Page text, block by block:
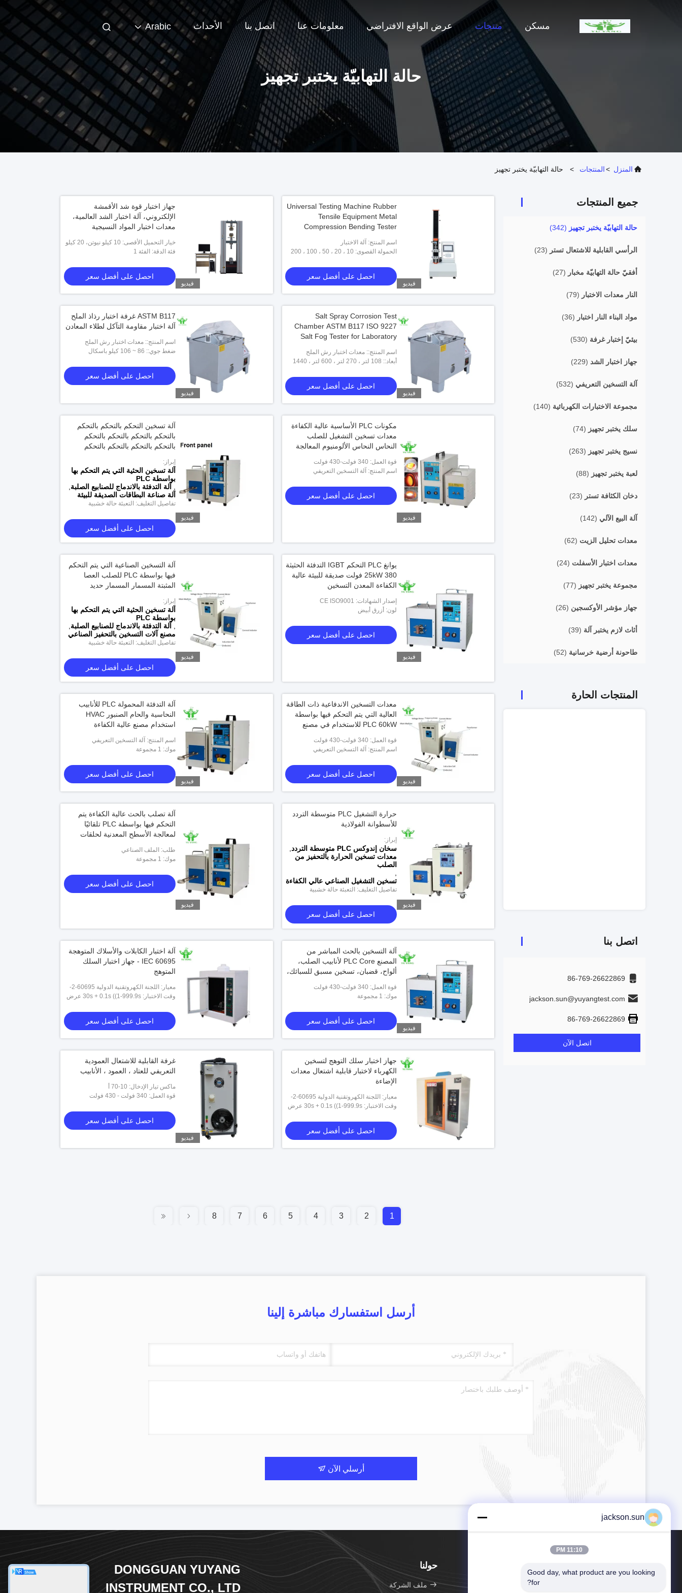
مسكن منتجات عرض الواقع الافتراضي معلومات عنا اتصل بنا الأحداث Arabic
حالة التهابيّة يختبر تجهيز
المنزل >المنتجات > حالة التهابيّة يختبر تجهيز
جميع المنتجات
حالة التهابيّة يختبر تجهيز (342)
الرأسي القابلية للاشتعال تستر (23)
أفقيّ حالة التهابيّة مخبار (27)
النار معدات الاختبار (79)
مواد البناء النار اختبار (36)
بيئيّ إختبار غرفة (530)
جهاز اختبار الشد (229)
آلة التسخين التعريفي (532)
مجموعة الاختبارات الكهربائية (140)
سلك يختبر تجهيز (74)
نسيج يختبر تجهيز (263)
لعبة يختبر تجهيز (88)
دخان الكثافة تستر (23)
آلة البيع الآلي (142)
معدات تحليل الزيت (62)
معدات اختبار الأسفلت (24)
مجموعة يختبر تجهيز (77)
جهاز مؤشر الأوكسجين (26)
أثاث لازم يختبر آلة (39)
طاحونة أرضية خرسانية (52)
المنتجات الحارة
احصل على أفضل سعر
UL790 UL1730 معدات اختبار القابلية
للاشتعال للخلايا الشمسية 400m2 / Min
احصل على أفضل سعر
اتصل بنا
86-769-26622869
jackson.sun@yuyangtest.com
86-769-26622869
اتصل الآن
فيديو
Universal Testing Machine Rubber
Tensile Equipment Metal
Compression Bending Tester
اسم المنتج: آلة الاختبار
الحمولة القصوى: 10 ، 20 ، 50 ، 100 ، 200
احصل على أفضل سعر
فيديو
جهاز اختبار قوة شد الأقمشة
الإلكتروني، آلة اختبار الشد العالمية،
معدات اختبار المواد النسيجية
خيار التحميل الأقصى: 10 كيلو نيوتن، 20 كيلو
نيوتن، 50 كيلو نيوتن، 100 كيلو نيوتن
فئة الدقة: الفئة 1
احصل على أفضل سعر
فيديو
Salt Spray Corrosion Test
Chamber ASTM B117 ISO 9227
Salt Fog Tester for Laboratory
اسم المنتج:: معدات اختبار رش الملح
أبعاد:: 108 لتر ، 270 لتر ، 600 لتر ، 1440
احصل على أفضل سعر
فيديو
ASTM B117 غرفة اختبار رذاذ الملح
آلة اختبار مقاومة التآكل لطلاء المعادن
اسم المنتج:: معدات اختبار رش الملح
ضغط جوي:: 86 ~ 106 كيلو باسكال
احصل على أفضل سعر
فيديو
مكونات PLC الأساسية عالية الكفاءة
معدات تسخين التشغيل للصلب
النحاس النحاس الألومنيوم المعالجة
قوة العمل: 340 فولت-430 فولت
اسم المنتج: آلة التسخين التعريفي
احصل على أفضل سعر
فيديو
آلة تسخين التحكم بالتحكم بالتحكم
بالتحكم بالتحكم بالتحكم بالتحكم
بالتحكم بالتحكم بالتحكم بالتحكم
بالتحكم بالتحكم بالتحكم بالتحكم
بالتحكم بالتحكم بالتحكم بالتحكم
بالتحكم بالتحكم بالتحكم بالتحكم
بالتحكم بالتحكم بالتحكم بالتحكم
بالتحكم بالتحكم بالتحكم بالتحكم
بالتحكم بالتحكم بالتحكم بالتحكم
بالتحكم بالتحكم بالتحكم بالتحكم
بالتحكم بالتحكم بالتحكم بالتحكم
بالتحكم بالتحكم بال
إبراز:
آلة تسخين الحثية التي يتم التحكم بها
بواسطة PLC
آلة التدفئة بالاندماج للصنابيع الصلبة
آلة صناعة البطاقات الصديقة للبيئة
تفاصيل التغليف: التعبئة حالة خشبية
احصل على أفضل سعر
فيديو
يوانغ PLC التحكم IGBT التدفئة الحثيثة
25kW 380 فولت صديقة للبيئة عالية
الكفاءة المعدن التسخين
إصدار الشهادات: CE ISO9001
لون: أزرق أبيض
احصل على أفضل سعر
فيديو
آلة التسخين الصناعية التي يتم التحكم
فيها بواسطة PLC للصلب العصا
المثبتة المسمار المسمار حديد
المصنع
إبراز:
آلة تسخين الحثية التي يتم التحكم بها
بواسطة PLC
آلة التدفئة بالاندماج للصنابيع الصلبة
مصنع آلات التسخين بالتحفيز الصناعي
تفاصيل التغليف: التعبئة حالة خشبية
احصل على أفضل سعر
فيديو
معدات التسخين الاندفاعية ذات الطاقة
العالية التي يتم التحكم فيها بواسطة
PLC 60kW للاستخدام في مصنع
للمعادن
قوة العمل: 340 فولت-430 فولت
اسم المنتج: آلة التسخين التعريفي
احصل على أفضل سعر
فيديو
آلة التدفئة المحمولة PLC للأنابيب
النحاسية والحام الصنبور HVAC
استخدام مصنع عالية الكفاءة
اسم المنتج: آلة التسخين التعريفي
موك: 1 مجموعة
احصل على أفضل سعر
فيديو
حرارة التشغيل PLC متوسطة التردد
للأسطوانة الفولاذية
إبراز:
سخان إندوكس PLC متوسطة التردد
معدات تسخين الحرارة بالتحفيز من
الصلب
تسخين التشغيل الصناعي عالي الكفاءة
تفاصيل التغليف: التعبئة حالة خشبية
احصل على أفضل سعر
فيديو
آلة تصلب بالحث عالية الكفاءة يتم
التحكم فيها بواسطة PLC تلقائيًا
لمعالجة الأسطح المعدنية لحلقات
طلب: الملف الصناعي
موك: 1 مجموعة
احصل على أفضل سعر
فيديو
آلة التسخين بالحث المباشر من
المصنع PLC Core لأنابيب الصلب،
ألواح، قضبان، تسخين مسبق للسبائك،
قوة العمل: 340 فولت-430 فولت
موك: 1 مجموعة
احصل على أفضل سعر
آلة اختبار الكابلات والأسلاك المتوهجة
IEC 60695 - جهاز اختبار السلك
المتوهج
معيار: اللجنة الكهروتقنية الدولية 60695-2-
10، ASTM D6194، UL746A، GB/T وقت الاختبار: 30s + 0.1s ((1-999.9s عرض
احصل على أفضل سعر
جهاز اختبار سلك التوهج لتسخين
الكهرباء لاختبار قابلية اشتعال معدات
الإضاءة
معيار: اللجنة الكهروتقنية الدولية 60695-2-
10، ASTM D6194، UL746A، GB/T وقت الاختبار: 30s + 0.1s ((1-999.9s عرض
احصل على أفضل سعر
فيديو
غرفة القابلية للاشتعال العمودية
التعريفي للعتاد ، العمود ، الأنابيب
ماكس تيار الإدخال: 10-70 أ
قوة العمل: 340 فولت - 430 فولت
احصل على أفضل سعر
1
2
3
4
5
6
7
8
أرسل استفسارك مباشرة إلينا
أرسلي الآن
حولنا
ملف الشركة
DONGGUAN YUYANG
INSTRUMENT CO., LTD
jackson.sun
11:10 PM
Good day, what product are you looking
for?